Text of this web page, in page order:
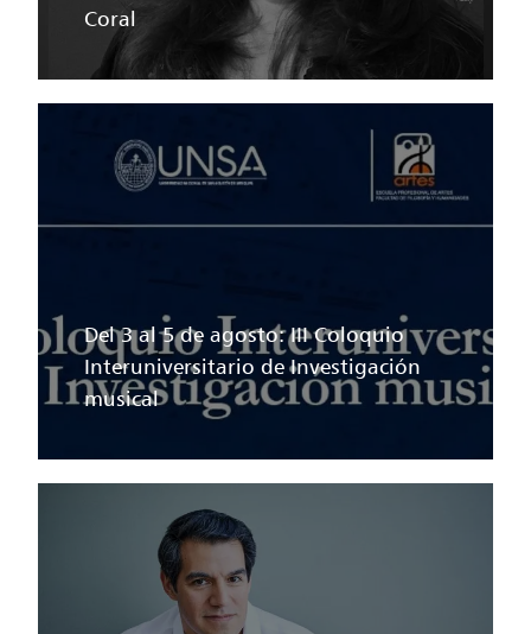
Coral
Del 3 al 5 de agosto: III Coloquio
Interuniversitario de Investigación
musical